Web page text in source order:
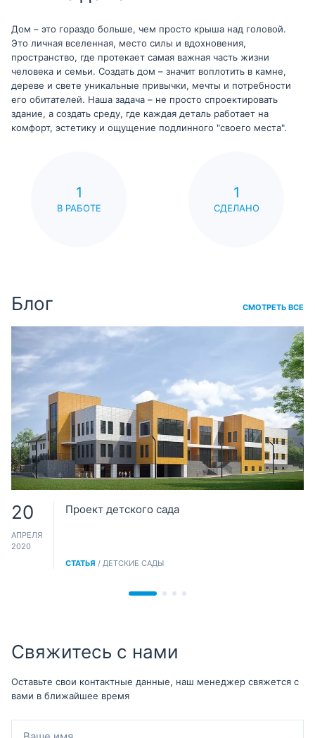
Дом – это гораздо больше, чем просто крыша над головой.
Это личная вселенная, место силы и вдохновения,
пространство, где протекает самая важная часть жизни
человека и семьи. Создать дом – значит воплотить в камне,
дереве и свете уникальные привычки, мечты и потребности
его обитателей. Наша задача – не просто спроектировать
здание, а создать среду, где каждая деталь работает на
комфорт, эстетику и ощущение подлинного "своего места".
1
В РАБОТЕ
1
СДЕЛАНО
Блог СМОТРЕТЬ ВСЕ
20
АПРЕЛЯ
2020
Проект детского сада
СТАТЬЯ / ДЕТСКИЕ САДЫ
Свяжитесь с нами
Оставьте свои контактные данные, наш менеджер свяжется с
вами в ближайшее время